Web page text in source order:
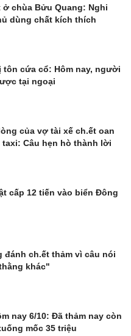
ở chùa Bửu Quang: Nghi
dùng chất kích thích
tôn cứa cổ: Hôm nay, người
tại ngoại
của vợ tài xế ch.ết oan
Câu hẹn hò thành lời
cấp 12 tiến vào biển Đông
đánh ch.ết thảm vì câu nói
khác"
nay 6/10: Đã thảm nay còn
mốc 35 triệu